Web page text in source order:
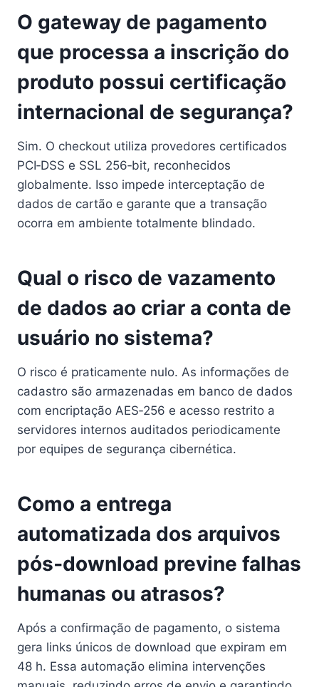
O gateway de pagamento
que processa a inscrição do
produto possui certificação
internacional de segurança?
Sim. O checkout utiliza provedores certificados
PCI‑DSS e SSL 256‑bit, reconhecidos
globalmente. Isso impede interceptação de
dados de cartão e garante que a transação
ocorra em ambiente totalmente blindado.
Qual o risco de vazamento
de dados ao criar a conta de
usuário no sistema?
O risco é praticamente nulo. As informações de
cadastro são armazenadas em banco de dados
com encriptação AES‑256 e acesso restrito a
servidores internos auditados periodicamente
por equipes de segurança cibernética.
Como a entrega
automatizada dos arquivos
pós‑download previne falhas
humanas ou atrasos?
Após a confirmação de pagamento, o sistema
gera links únicos de download que expiram em
48 h. Essa automação elimina intervenções